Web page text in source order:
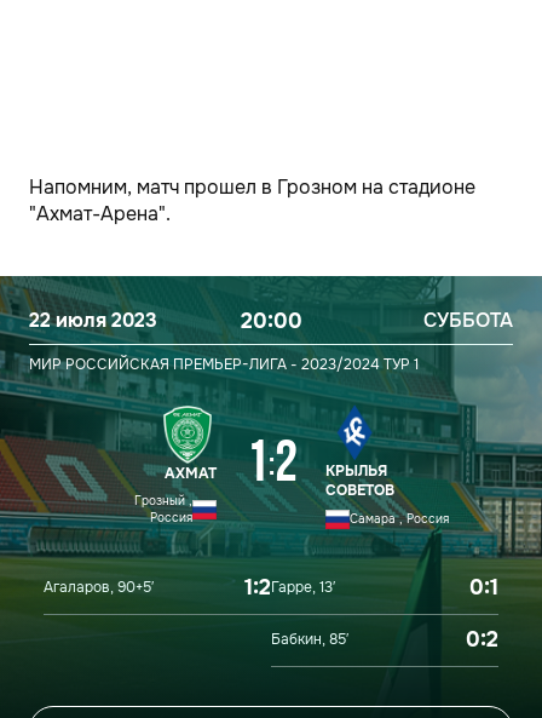
Напомним, матч прошел в Грозном на стадионе
"Ахмат-Арена".
22 июля 2023 20:00 СУББОТА
МИР РОССИЙСКАЯ ПРЕМЬЕР-ЛИГА - 2023/2024ТУР 1
АХМАТ
Грозный ,
Россия
1:2
КРЫЛЬЯ
СОВЕТОВ
Самара , Россия
Агаларов, 90+5′ 1:2Гарре, 13′ 0:1
Бабкин, 85′ 0:2